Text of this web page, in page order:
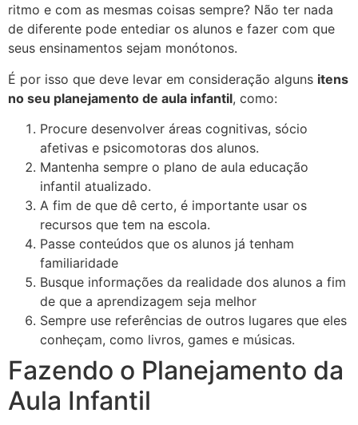
ritmo e com as mesmas coisas sempre? Não ter nada
de diferente pode entediar os alunos e fazer com que
seus ensinamentos sejam monótonos.
É por isso que deve levar em consideração alguns itens
no seu planejamento de aula infantil, como:
Procure desenvolver áreas cognitivas, sócio
afetivas e psicomotoras dos alunos.
Mantenha sempre o plano de aula educação
infantil atualizado.
A fim de que dê certo, é importante usar os
recursos que tem na escola.
Passe conteúdos que os alunos já tenham
familiaridade
Busque informações da realidade dos alunos a fim
de que a aprendizagem seja melhor
Sempre use referências de outros lugares que eles
conheçam, como livros, games e músicas.
Fazendo o Planejamento da
Aula Infantil